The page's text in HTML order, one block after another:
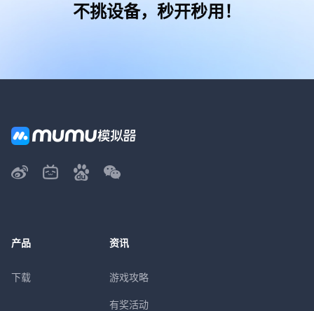
不挑设备，秒开秒用！
产品
下载
资讯
游戏攻略
有奖活动